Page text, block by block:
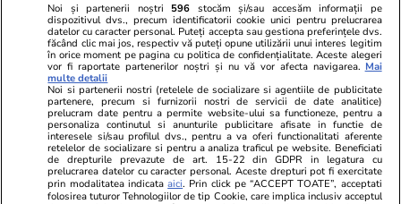
De ce să nu păstrezi cartofii
lângă ceapă
Lifestyle 20 iul.
Noi și partenerii noștri 596 stocăm și/sau accesăm informații pe
dispozitivul dvs., precum identificatorii cookie unici pentru prelucrarea
datelor cu caracter personal. Puteți accepta sau gestiona preferințele dvs.
făcând clic mai jos, respectiv vă puteți opune utilizării unui interes legitim
în orice moment pe pagina cu politica de confidențialitate. Aceste alegeri
vor fi raportate partenerilor noștri și nu vă vor afecta navigarea. Mai
multe detalii
Noi si partenerii nostri (retelele de socializare si agentiile de publicitate
partenere, precum si furnizorii nostri de servicii de date analitice)
prelucram date pentru a permite website-ului sa functioneze, pentru a
personaliza continutul si anunturile publicitare afisate in functie de
interesele si/sau profilul dvs., pentru a va oferi functionalitati aferente
retelelor de socializare si pentru a analiza traficul pe website. Beneficiati
de drepturile prevazute de art. 15-22 din GDPR in legatura cu
prelucrarea datelor cu caracter personal. Aceste drepturi pot fi exercitate
prin modalitatea indicataaici. Prin click pe “ACCEPT TOATE”, acceptati
folosirea tuturor Tehnologiilor de tip Cookie, care implica inclusiv acceptul